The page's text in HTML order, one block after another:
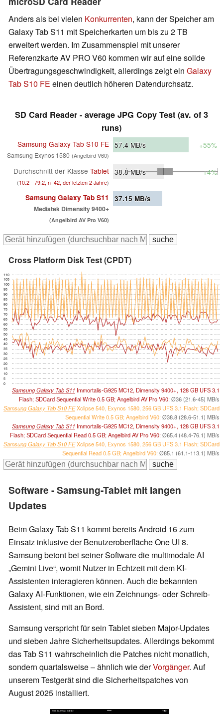
Anders als bei vielen Konkurrenten, kann der Speicher am
Galaxy Tab S11 mit Speicherkarten um bis zu 2 TB
erweitert werden. Im Zusammenspiel mit unserer
Referenzkarte AV PRO V60 kommen wir auf eine solide
Übertragungsgeschwindigkeit, allerdings zeigt ein Galaxy
Tab S10 FE einen deutlich höheren Datendurchsatz.
SD Card Reader - average JPG Copy Test (av. of 3
runs)
Samsung Galaxy Tab S10 FE
Samsung Exynos 1580 (Angelbird V60)
57.4 MB/s +55%
Durchschnitt der Klasse Tablet
(10.2 - 79.2, n=42, der letzten 2 Jahre)
38.8MB/s +4%
Samsung Galaxy Tab S11
Mediatek Dimensity 9400+
(Angelbird AV Pro V60)
37.15 MB/s
Cross Platform Disk Test (CPDT)
0
5
10
15
20
25
30
35
40
45
50
55
60
65
70
75
80
85
90
95
100
105
110
Samsung Galaxy Tab S11 Immortalis-G925 MC12, Dimensity 9400+, 128 GB UFS 3.1
Flash; SDCard Sequential Write 0.5 GB; Angelbird AV Pro V60:Ø36 (21.6-45) MB/s
Samsung Galaxy Tab S10 FEXclipse 540, Exynos 1580, 256 GB UFS 3.1 Flash; SDCard
Sequential Write 0.5 GB; Angelbird V60:Ø38.8 (28.6-51.1) MB/s
Samsung Galaxy Tab S11 Immortalis-G925 MC12, Dimensity 9400+, 128 GB UFS 3.1
Flash; SDCard Sequential Read 0.5 GB; Angelbird AV Pro V60:Ø65.4 (48.4-76.1) MB/s
Samsung Galaxy Tab S10 FEXclipse 540, Exynos 1580, 256 GB UFS 3.1 Flash; SDCard
Sequential Read 0.5 GB; Angelbird V60:Ø85.1 (61.1-113.1) MB/s
Software - Samsung-Tablet mit langen
Updates
Beim Galaxy Tab S11 kommt bereits Android 16 zum
Einsatz inklusive der Benutzeroberfläche One UI 8.
Samsung betont bei seiner Software die multimodale AI
„Gemini Live“, womit Nutzer in Echtzeit mit dem KI-
Assistenten interagieren können. Auch die bekannten
Galaxy AI-Funktionen, wie ein Zeichnungs- oder Schreib-
Assistent, sind mit an Bord.
Samsung verspricht für sein Tablet sieben Major-Updates
und sieben Jahre Sicherheitsupdates. Allerdings bekommt
das Tab S11 wahrscheinlich die Patches nicht monatlich,
sondern quartalsweise – ähnlich wie derVorgänger. Auf
unserem Testgerät sind die Sicherheitspatches von
August 2025 installiert.